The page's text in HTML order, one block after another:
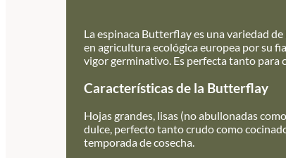
La espinaca Butterflay es una variedad
en agricultura ecológica europea por su
vigor germinativo. Es perfecta tanto para
Características de la Butterflay
Hojas grandes, lisas (no abullonadas
dulce, perfecto tanto crudo como
temporada de cosecha.